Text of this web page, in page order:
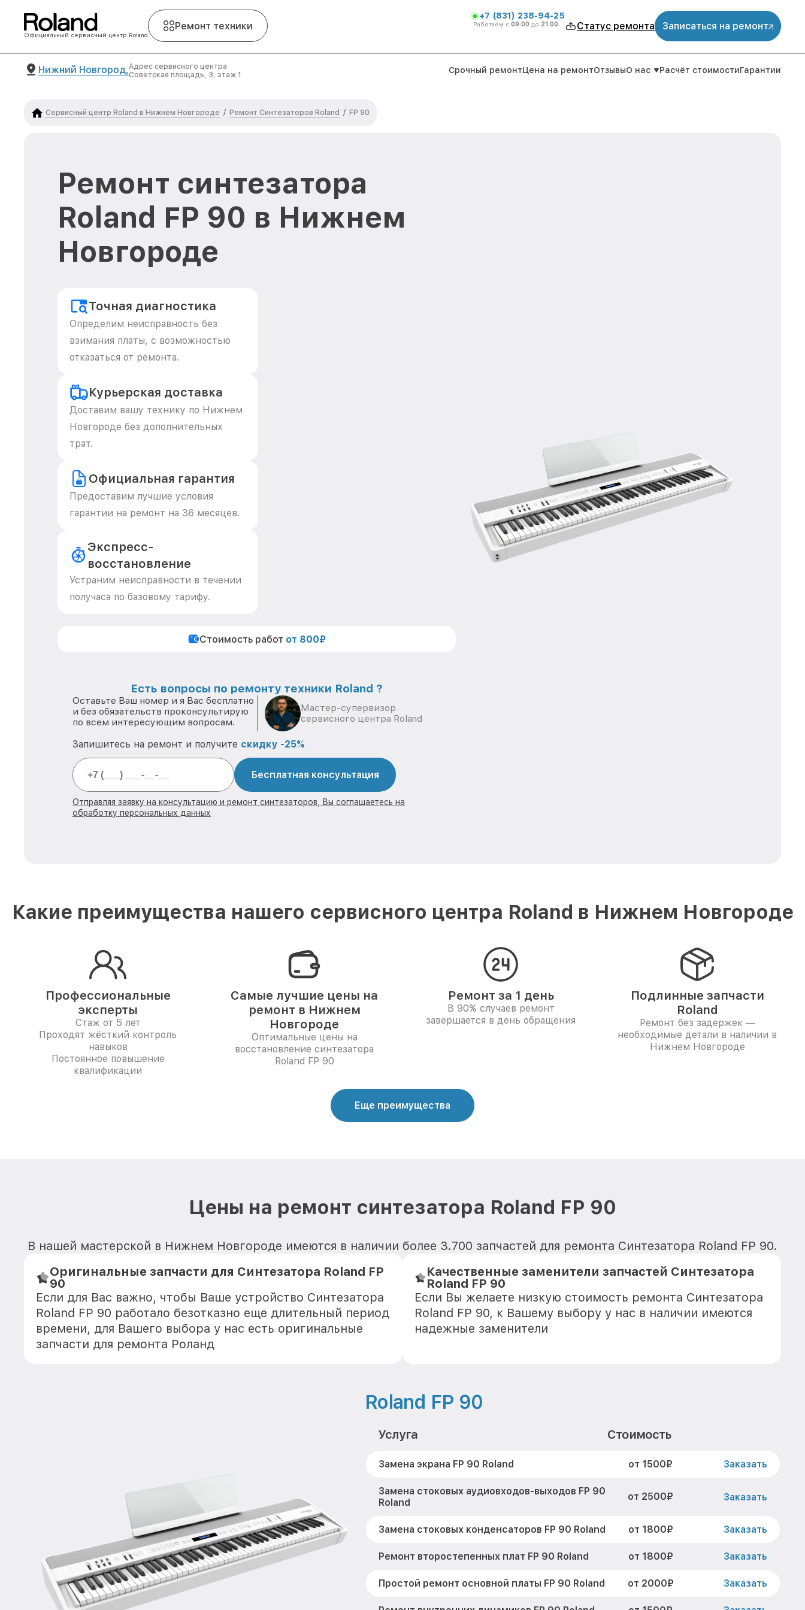
Официальный сервисный центр Roland
Ремонт техники
+7 (831) 238-94-25
Работаем с 09:00 до 21:00 Статус ремонта Записаться на ремонт
Нижний Новгород,Адрес сервисного центра
Советская площадь, 3, этаж 1
Срочный ремонтЦена на ремонтОтзывыО нас Расчёт стоимостиГарантии
Сервисный центр Roland в Нижнем Новгороде / Ремонт Синтезаторов Roland / FP 90
Ремонт синтезатора
Roland FP 90 в Нижнем
Новгороде
Точная диагностика
Определим неисправность без
взимания платы, с возможностью
отказаться от ремонта.
Курьерская доставка
Доставим вашу технику по Нижнем
Новгороде без дополнительных
трат.
Официальная гарантия
Предоставим лучшие условия
гарантии на ремонт на 36 месяцев.
Экспресс-
восстановление
Устраним неисправности в течении
получаса по базовому тарифу.
Стоимость работ от 800₽
Есть вопросы по ремонту техники Roland ?
Оставьте Ваш номер и я Вас бесплатно
и без обязательств проконсультирую
по всем интересующим вопросам.
Мастер-супервизор
сервисного центра Roland
Запишитесь на ремонт и получите скидку -25%
Бесплатная консультация
Отправляя заявку на консультацию и ремонт синтезаторов, Вы соглашаетесь на
обработку персональных данных
Какие преимущества нашего сервисного центра Roland в Нижнем Новгороде
Профессиональные
эксперты
Стаж от 5 лет
Проходят жёсткий контроль
навыков
Постоянное повышение
квалификации
Самые лучшие цены на
ремонт в Нижнем
Новгороде
Оптимальные цены на
восстановление синтезатора
Roland FP 90
Ремонт за 1 день
В 90% случаев ремонт
завершается в день обращения
Подлинные запчасти
Roland
Ремонт без задержек —
необходимые детали в наличии в
Нижнем Новгороде
Еще преимущества
Цены на ремонт синтезатора Roland FP 90
В нашей мастерской в Нижнем Новгороде имеются в наличии более 3.700 запчастей для ремонта Синтезатора Roland FP 90.
Оригинальные запчасти для Синтезатора Roland FP
90
Если для Вас важно, чтобы Ваше устройство Синтезатора
Roland FP 90 работало безотказно еще длительный период
времени, для Вашего выбора у нас есть оригинальные
запчасти для ремонта Роланд
Качественные заменители запчастей Синтезатора
Roland FP 90
Если Вы желаете низкую стоимость ремонта Синтезатора
Roland FP 90, к Вашему выбору у нас в наличии имеются
надежные заменители
Roland FP 90
Услуга Стоимость
Замена экрана FP 90 Roland от 1500₽ Заказать
Замена стоковых аудиовходов-выходов FP 90
Roland
от 2500₽ Заказать
Замена стоковых конденсаторов FP 90 Roland от 1800₽ Заказать
Ремонт второстепенных плат FP 90 Roland от 1800₽ Заказать
Простой ремонт основной платы FP 90 Roland от 2000₽ Заказать